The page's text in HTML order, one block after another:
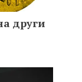
други